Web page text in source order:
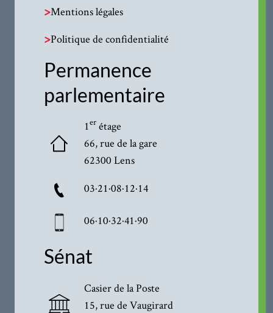
>Mentions légales
>Politique de confidentialité
Permanence
parlementaire
1erétage
66, rue de la gare
62300 Lens
03·21·08·12·14
06·10·32·41·90
Sénat
Casier de la Poste
15, rue de Vaugirard